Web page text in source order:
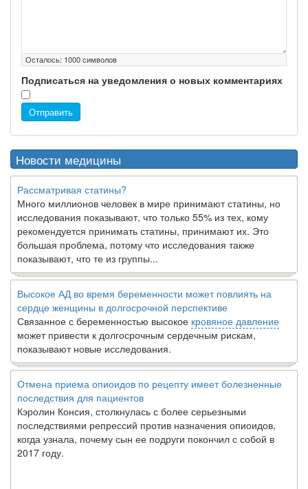
Осталось: 1000символов
Подписаться на уведомления о новых комментариях
Отправить
Новости медицины
Рассматривая статины?
Много миллионов человек в мире принимают статины, но
исследования показывают, что только 55% из тех, кому
рекомендуется принимать статины, принимают их. Это
большая проблема, потому что исследования также
показывают, что те из группы...
Высокое АД во время беременности может повлиять на
сердце женщины в долгосрочной перспективе
Связанное с беременностью высокое кровяное давление
может привести к долгосрочным сердечным рискам,
показывают новые исследования.
Отмена приема опиоидов по рецепту имеет болезненные
последствия для пациентов
Кэролин Консия, столкнулась с более серьезными
последствиями репрессий против назначения опиоидов,
когда узнала, почему сын ее подруги покончил с собой в
2017 году.